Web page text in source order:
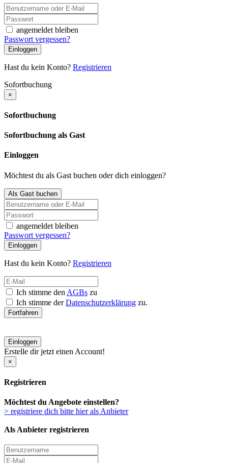
angemeldet bleiben
Passwort vergessen?
Einloggen
Hast du kein Konto? Registrieren
Sofortbuchung
×
Sofortbuchung
Sofortbuchung als Gast
Einloggen
Möchtest du als Gast buchen oder dich einloggen?
Als Gast buchen
angemeldet bleiben
Passwort vergessen?
Einloggen
Hast du kein Konto? Registrieren
Ich stimme den AGBs zu
Ich stimme derDatenschutzerklärung zu.
Fortfahren
Einloggen
Erstelle dir jetzt einen Account!
×
Registrieren
Möchtest du Angebote einstellen?
> registriere dich bitte hier als Anbieter
Als Anbieter registrieren